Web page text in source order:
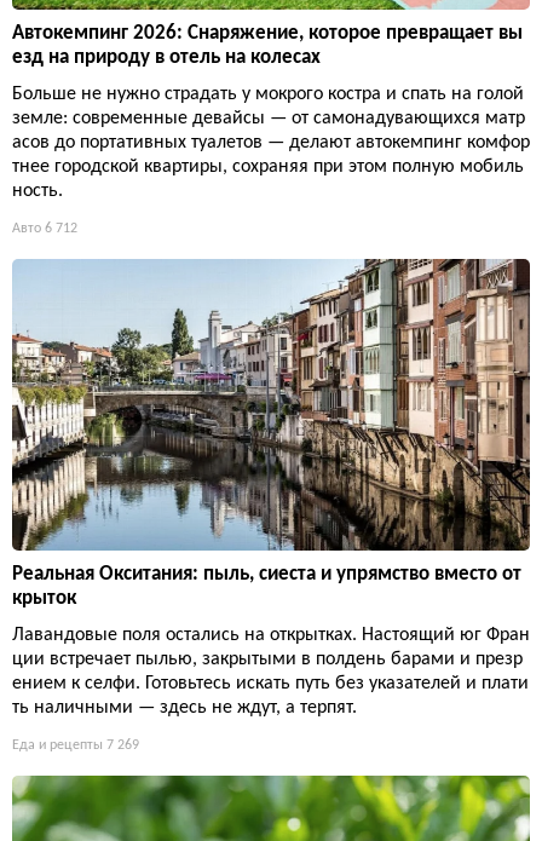
Автокемпинг 2026: Снаряжение, которое превращает вы
езд на природу в отель на колесах
Больше не нужно страдать у мокрого костра и спать на голой
земле: современные девайсы — от самонадувающихся матр
асов до портативных туалетов — делают автокемпинг комфор
тнее городской квартиры, сохраняя при этом полную мобиль
ность.
Авто 6 712
Реальная Окситания: пыль, сиеста и упрямство вместо от
крыток
Лавандовые поля остались на открытках. Настоящий юг Фран
ции встречает пылью, закрытыми в полдень барами и презр
ением к селфи. Готовьтесь искать путь без указателей и плати
ть наличными — здесь не ждут, а терпят.
Еда и рецепты 7 269